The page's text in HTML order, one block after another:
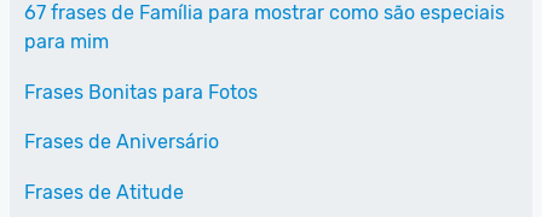
67 frases de Família para mostrar como são especiais
para mim
Frases Bonitas para Fotos
Frases de Aniversário
Frases de Atitude